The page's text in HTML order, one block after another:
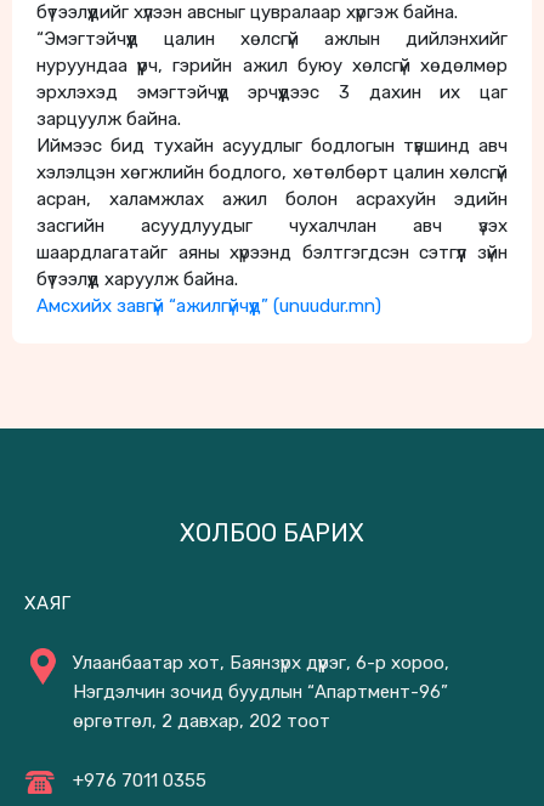
бүтээлүүдийг хүлээн авсныг цувралаар хүргэж байна.
“Эмэгтэйчүүд цалин хөлсгүй ажлын дийлэнхийг
нуруундаа үүрч, гэрийн ажил буюу хөлсгүй хөдөлмөр
эрхлэхэд эмэгтэйчүүд эрчүүдээс 3 дахин их цаг
зарцуулж байна.
Иймээс бид тухайн асуудлыг бодлогын түвшинд авч
хэлэлцэн хөгжлийн бодлого, хөтөлбөрт цалин хөлсгүй
асран, халамжлах ажил болон асрахуйн эдийн
засгийн асуудлуудыг чухалчлан авч үзэх
шаардлагатайг аяны хүрээнд бэлтгэгдсэн сэтгүүл зүйн
бүтээлүүд харуулж байна.
Амсхийх завгүй “ажилгүйчүүд” (unuudur.mn)
ХОЛБОО БАРИХ
ХАЯГ
Улаанбаатар хот, Баянзүрх дүүрэг, 6-р хороо,
Нэгдэлчин зочид буудлын “Апартмент-96”
өргөтгөл, 2 давхар, 202 тоот
+976 7011 0355